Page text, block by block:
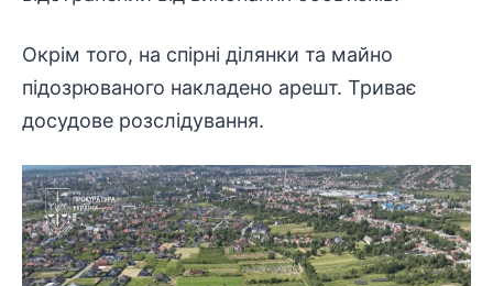
Окрім того, на спірні ділянки та майно
підозрюваного накладено арешт. Триває
досудове розслідування.